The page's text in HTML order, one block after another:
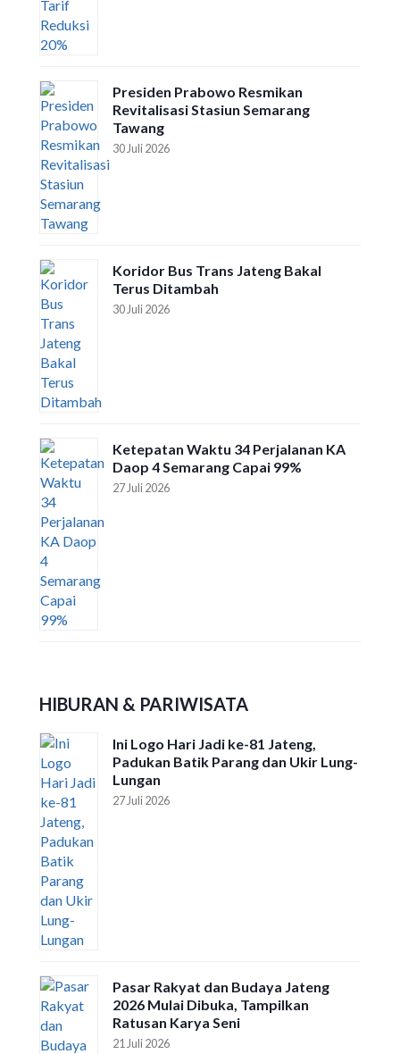
Presiden Prabowo Resmikan
Revitalisasi Stasiun Semarang
Tawang
30 Juli 2026
Koridor Bus Trans Jateng Bakal
Terus Ditambah
30 Juli 2026
Ketepatan Waktu 34 Perjalanan KA
Daop 4 Semarang Capai 99%
27 Juli 2026
HIBURAN & PARIWISATA
Ini Logo Hari Jadi ke-81 Jateng,
Padukan Batik Parang dan Ukir Lung-
Lungan
27 Juli 2026
Pasar Rakyat dan Budaya Jateng
2026 Mulai Dibuka, Tampilkan
Ratusan Karya Seni
21 Juli 2026